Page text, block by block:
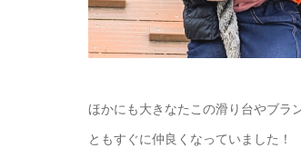
ほかにも大きなたこの滑り台やブラ
ともすぐに仲良くなっていました！